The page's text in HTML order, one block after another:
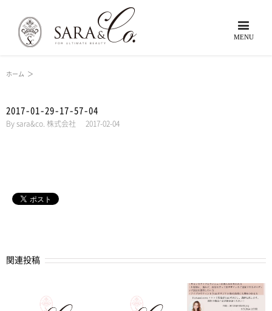
ホーム ＞
2017-01-29-17-57-04
Bysara&co. 株式会社 2017-02-04
関連投稿